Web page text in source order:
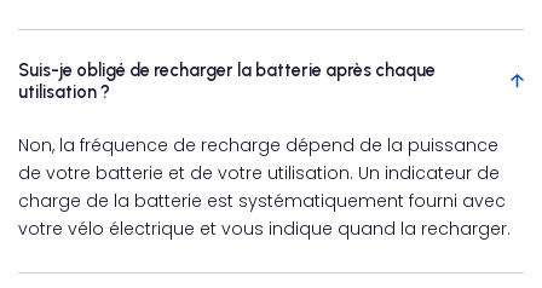
Suis-je obligé de recharger la batterie après chaque
utilisation ?
Non, la fréquence de recharge dépend de la puissance
de votre batterie et de votre utilisation. Un indicateur de
charge de la batterie est systématiquement fourni avec
votre vélo électrique et vous indique quand la recharger.